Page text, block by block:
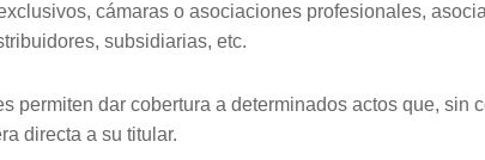
cámaras o asociaciones profesionales,
subsidiarias, etc.
permiten dar cobertura a determinados actos que, sin
directa a su titular.